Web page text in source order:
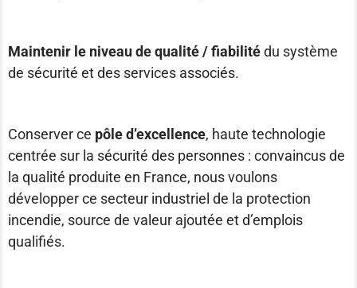
Maintenir le niveau de qualité / fiabilitédu système
de sécurité et des services associés.
Conserver ce pôle d’excellence, haute technologie
centrée sur la sécurité des personnes : convaincus de
la qualité produite en France, nous voulons
développer ce secteur industriel de la protection
incendie, source de valeur ajoutée et d’emplois
qualifiés.